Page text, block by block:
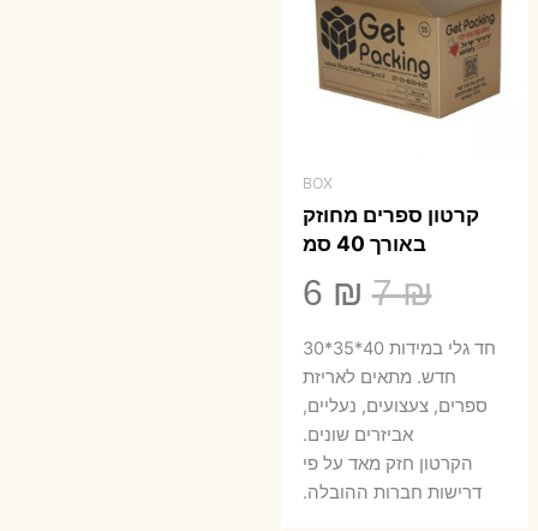
BOX
קרטון ספרים מחוזק
באורך 40 סמ
7₪
המחיר
המקורי
היה:
7 ₪.
6 ₪
הוא:
חד גלי במידות 40*35*30
חדש. מתאים לאריזת
ספרים, צעצועים, נעליים,
אביזרים שונים.
הקרטון חזק מאד על פי
דרישות חברות ההובלה.